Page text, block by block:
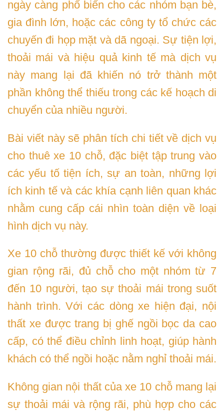
ngày càng phổ biến cho các nhóm bạn bè,
gia đình lớn, hoặc các công ty tổ chức các
chuyến đi họp mặt và dã ngoại. Sự tiện lợi,
thoải mái và hiệu quả kinh tế mà dịch vụ
này mang lại đã khiến nó trở thành một
phần không thể thiếu trong các kế hoạch di
chuyển của nhiều người.
Bài viết này sẽ phân tích chi tiết về dịch vụ
cho thuê xe 10 chỗ, đặc biệt tập trung vào
các yếu tố tiện ích, sự an toàn, những lợi
ích kinh tế và các khía cạnh liên quan khác
nhằm cung cấp cái nhìn toàn diện về loại
hình dịch vụ này.
Xe 10 chỗ thường được thiết kế với không
gian rộng rãi, đủ chỗ cho một nhóm từ 7
đến 10 người, tạo sự thoải mái trong suốt
hành trình. Với các dòng xe hiện đại, nội
thất xe được trang bị ghế ngồi bọc da cao
cấp, có thể điều chỉnh linh hoạt, giúp hành
khách có thể ngồi hoặc nằm nghỉ thoải mái.
Không gian nội thất của xe 10 chỗ mang lại
sự thoải mái và rộng rãi, phù hợp cho các